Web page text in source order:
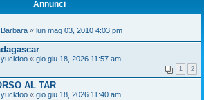
Annunci
Barbara « lun mag 03, 2010 4:03 pm
yuckfoo « gio giu 18, 2026 11:57 am
1 2
AL TAR
yuckfoo « gio giu 18, 2026 11:40 am